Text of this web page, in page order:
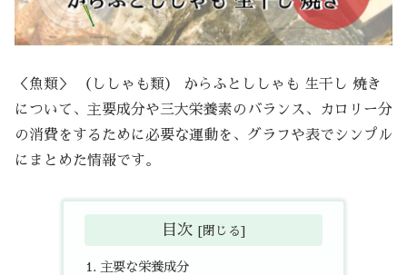
＜魚類＞ （ししゃも類） からふとししゃも 生干し 焼き
について、主要成分や三大栄養素のバランス、カロリー分
の消費をするために必要な運動を、グラフや表でシンプル
にまとめた情報です。
目次
主要な栄養成分